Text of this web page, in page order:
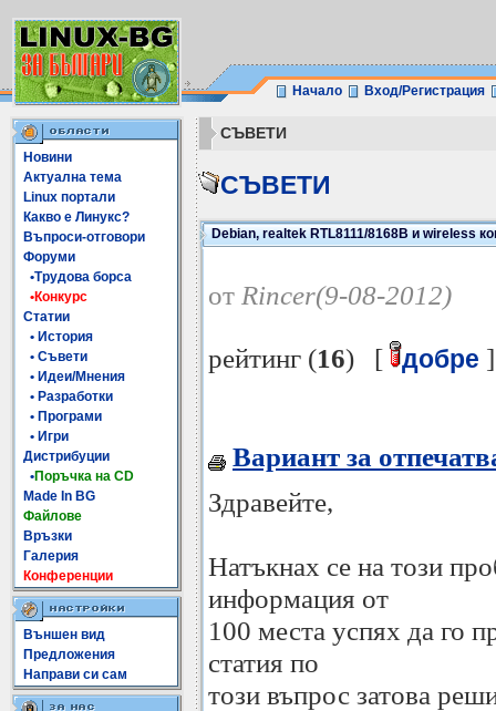
Начало Вход/Регистрация
Новини
Актуална тема
Linux портали
Какво е Линукс?
Въпроси-отговори
Форуми
•Трудова борса
•Конкурс
Статии
• История
• Съвети
• Идеи/Мнения
• Разработки
• Програми
• Игри
Дистрибуции
•Поръчка на CD
Made In BG
Файлове
Връзки
Галерия
Конференции
Външен вид
Предложения
Направи си сам
СЪВЕТИ
СЪВЕТИ
Debian, realtek RTL8111/8168B и wireless
от Rincer(9-08-2012)
рейтинг (16) [ добре
Вариант за
Здравейте,
Натъкнах се на този
информация от
100 места успях да го
статия по
този въпрос затова